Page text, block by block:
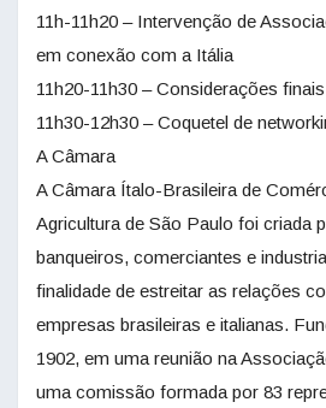
11h-11h20 – Intervenção de
em conexão com a Itália
11h20-11h30 – Considerações
11h30-12h30 – Coquetel de
A Câmara
A Câmara Ítalo-Brasileira de
Agricultura de São Paulo foi criada
banqueiros, comerciantes e
finalidade de estreitar as relações
empresas brasileiras e italianas.
1902, em uma reunião na
uma comissão formada por 83